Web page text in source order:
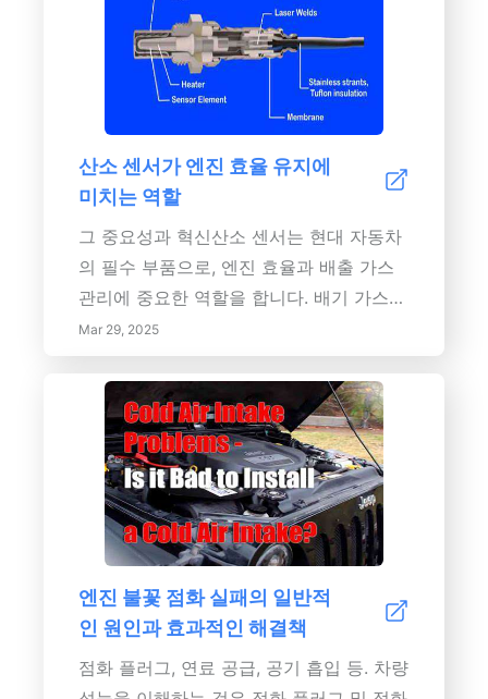
비용을 절감하며, 지속 가능한 기술 사용을
체험하세요.내용 요약: 배터리 상태를 이해
하는 것은 모바일 기기가 최적의 성능을 발
휘하고 충전 간 더 오랜 시간을 버틸 수 있
도록 보장하는 데 필수적입니다. 이 포괄적
인 가이드는 배터리 상태 모니터링의 중요
성을 다루며, 충전 주기 및 용량과 같은 메
트릭을 탐색하여 사용자가 교체 시점을 알
아볼 수 있도록 돕습니다. 정기적인 모니터
링은 성능 저하를 방지할 뿐만 아니라 지속
가능한 사용을 위한 에너지 효율적인 습관
을 촉진합니다. 효과적인 배터리 최적화 기
술을 구현하고, 고급 애플리케이션을 활용
하며, 배터리 수명에 영향을 미치는 사용자
습관을 인식하는 방법을 배워보세요. 출현
하는 배터리 기술 및 스마트 솔루션에 대한
정보를 유지하면서 오늘과 미래에 기기의
성능을 개선하세요.
산소 센서가 엔진 효율 유지에
미치는 역할
그 중요성과 혁신산소 센서는 현대 자동차
의 필수 부품으로, 엔진 효율과 배출 가스
관리에 중요한 역할을 합니다. 배기 가스의
산소 농도를 측정하여...
Mar 29, 2025
엔진 불꽃 점화 실패의 일반적
인 원인과 효과적인 해결책
점화 플러그, 연료 공급, 공기 흡입 등. 차량